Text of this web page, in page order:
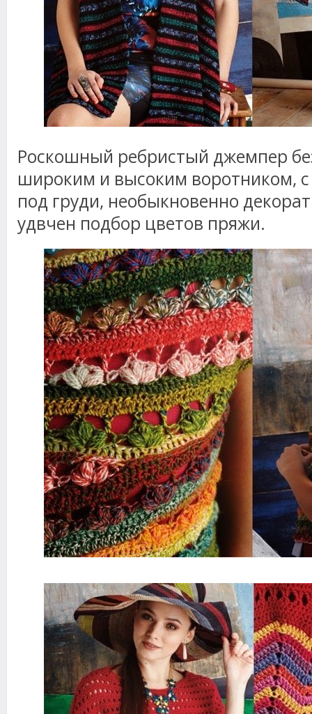
Роскошный ребристый джемпер
широким и высоким воротником,
под груди, необыкновенно
удвчен подбор цветов пряжи.